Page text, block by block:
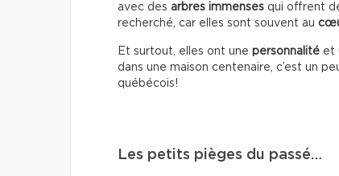
avec des arbres immenses qui offrent
recherché, car elles sont souvent au
Et surtout, elles ont une personnalité et
dans une maison centenaire, c’est un
québécois!
Les petits pièges du passé…